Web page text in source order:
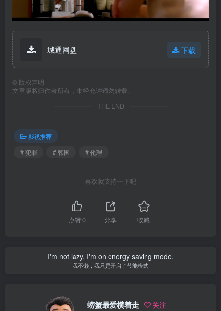
城通网盘 下载
© 版权声明
文章版权归作者所有，未经允许请勿转载。
THE END
影视推荐
# 犯罪
# 韩国 # 伦理
喜欢就支持一下吧
点赞0 分享 收藏
I'm not lazy, I'm on energy saving mode.
我不懒，我只是开启了节能模式
螃蟹最爱横着走 关注